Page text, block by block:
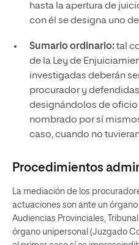
hasta la apertura de
con él se designa uno
Sumario ordinario: tal
de la Ley de
investigadas deberán
procurador y
designándolos de
nombrado por sí
caso, cuando no
Procedimientos
La mediación de los
actuaciones son ante un
Audiencias Provinciales,
órgano unipersonal (Juzgado